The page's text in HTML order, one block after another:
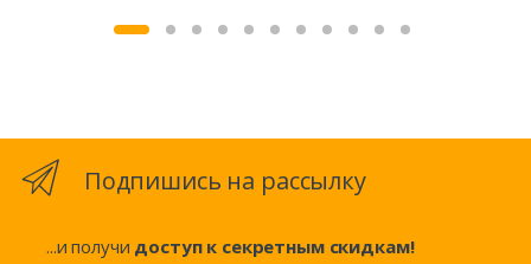
Подпишись на рассылку
...и получи доступ к секретным скидкам!